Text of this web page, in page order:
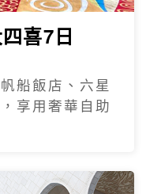
喜7日
船飯店、六星
享用奢華自助